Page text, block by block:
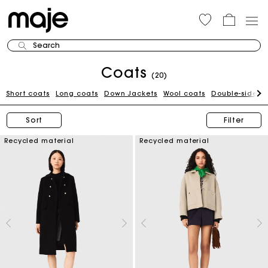
Search
Coats (20)
Short coats Long coats Down Jackets Wool coats Double-sided
Sort Filter
Recycled material Recycled material